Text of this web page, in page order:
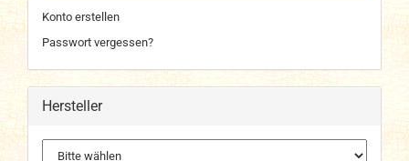
Konto erstellen
Passwort vergessen?
Hersteller